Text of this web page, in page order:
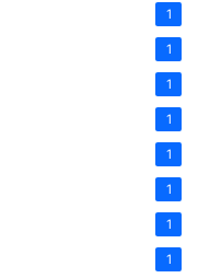
1
1
1
1
1
1
1
1